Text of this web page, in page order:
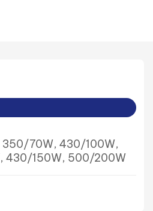
70W, 430/100W,
430/150W, 500/200W